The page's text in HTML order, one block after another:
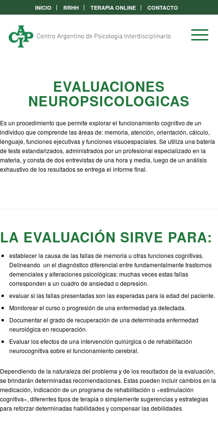
INICIO RRHH TERAPIA ONLINE CONTACTO
EVALUACIONES
NEUROPSICOLOGICAS
Es un procedimiento que permite explorar el funcionamiento cognitivo de un
individuo que comprende las áreas de: memoria, atención, orientación, cálculo,
lenguaje, funciones ejecutivas y funciones visuoespaciales. Se utiliza una batería
de tests estandarizados, administrados por un profesional especializado en la
materia, y consta de dos entrevistas de una hora y media, luego de un análisis
exhaustivo de los resultados se entrega el informe final.
LA EVALUACIÓN SIRVE PARA:
establecer la causa de las fallas de memoria u otras funciones cognitivas.
Delineando un el diagnóstico diferencial entre fundamentalmente trastornos
demenciales y alteraciones psicológicas: muchas veces estas fallas
corresponden a un cuadro de ansiedad o depresión.
evaluar si las fallas presentadas son las esperadas para la edad del paciente.
Monitorear el curso o progresión de una enfermedad ya detectada.
Documentar el grado de recuperación de una determinada enfermedad
neurológica en recuperación.
Evaluar los efectos de una intervención quirúrgica o de rehabilitación
neurocognitiva sobre el funcionamiento cerebral.
Dependiendo de la naturaleza del problema y de los resultados de la evaluación,
se brindarán determinadas recomendaciones. Estas pueden incluir cambios en la
medicación, indicación de un programa de rehabilitación o «estimulación
cognitiva», diferentes tipos de terapia o simplemente sugerencias y estrategias
para reforzar determinadas habilidades y compensar las debilidades